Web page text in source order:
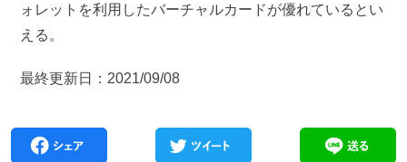
ォレットを利用したバーチャルカードが優れているとい
える。
最終更新日：2021/09/08